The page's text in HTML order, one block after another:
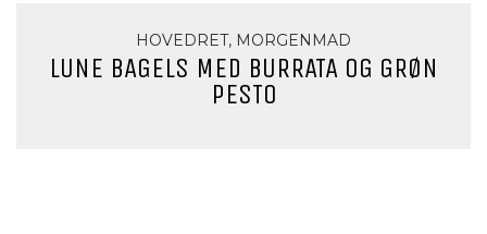
HOVEDRET, MORGENMAD
LUNE BAGELS MED BURRATA OG GRØN
PESTO